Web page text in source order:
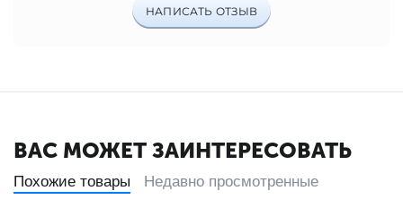
НАПИСАТЬ ОТЗЫВ
ВАС МОЖЕТ ЗАИНТЕРЕСОВАТЬ
Похожие товары Недавно просмотренные